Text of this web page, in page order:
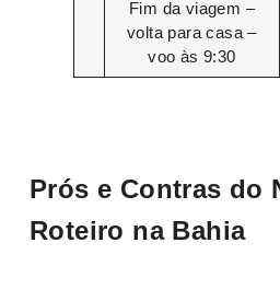
Fim da viagem –
volta para casa –
voo às 9:30
Prós e Contras do
Roteiro na Bahia